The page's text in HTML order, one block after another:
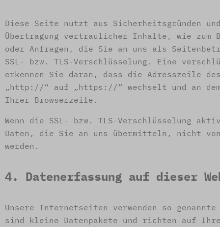
Diese Seite nutzt aus Sicherheitsgründen
Übertragung vertraulicher Inhalte, wie zum
oder Anfragen, die Sie an uns als
SSL- bzw. TLS-Verschlüsselung. Eine
erkennen Sie daran, dass die Adresszeile
„http://“ auf „https://“ wechselt und an
Ihrer Browserzeile.
Wenn die SSL- bzw. TLS-Verschlüsselung
Daten, die Sie an uns übermitteln, nicht
werden.
4. Datenerfassung auf dieser
Unsere Internetseiten verwenden so genannte
sind kleine Datenpakete und richten auf